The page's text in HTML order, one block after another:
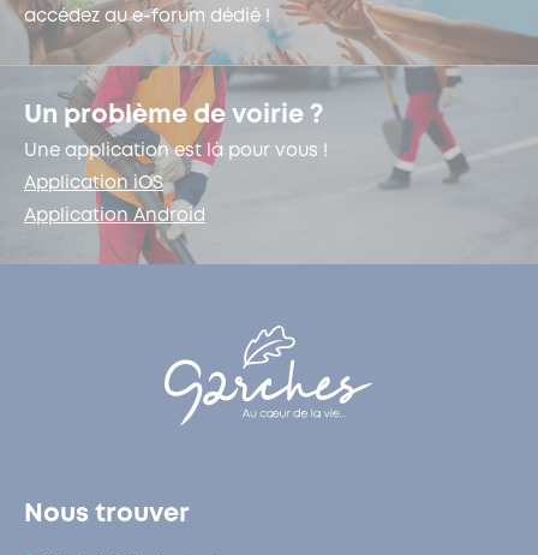
accédez au e-forum dédié !
Un problème de voirie ?
Une application est là pour vous !
Application iOS
Application Android
Nous trouver